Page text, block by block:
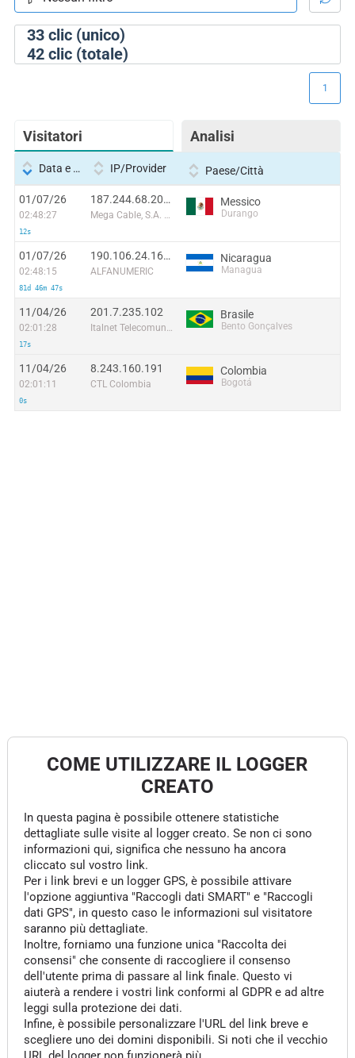
33clic (unico)
42clic (totale)
Visitatori Analisi
1
Data e ora IP/Provider Paese/Città
01/07/26
02:48:27
12s
187.244.68.207:6401
Mega Cable, S.A. de C.V.
Messico
Durango
01/07/26
02:48:15
81d 46m 47s
190.106.24.165:50054
ALFANUMERIC
Nicaragua
Managua
11/04/26
02:01:28
17s
201.7.235.102
Italnet Telecomunicações Ltda
Brasile
Bento Gonçalves
11/04/26
02:01:11
0s
8.243.160.191
CTL Colombia
Colombia
Bogotá
COME UTILIZZARE IL LOGGER
CREATO
In questa pagina è possibile ottenere statistiche
dettagliate sulle visite al logger creato. Se non ci sono
informazioni qui, significa che nessuno ha ancora
cliccato sul vostro link.
Per i link brevi e un logger GPS, è possibile attivare
l'opzione aggiuntiva "Raccogli dati SMART" e "Raccogli
dati GPS", in questo caso le informazioni sul visitatore
saranno più dettagliate.
Inoltre, forniamo una funzione unica "Raccolta dei
consensi" che consente di raccogliere il consenso
dell'utente prima di passare al link finale. Questo vi
aiuterà a rendere i vostri link conformi al GDPR e ad altre
leggi sulla protezione dei dati.
Infine, è possibile personalizzare l'URL del link breve e
scegliere uno dei domini disponibili. Si noti che il vecchio